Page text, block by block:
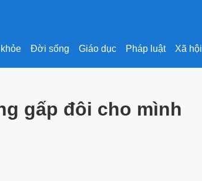
Đời sống Giáo dục Pháp luật Xã hội
gấp đôi cho mình